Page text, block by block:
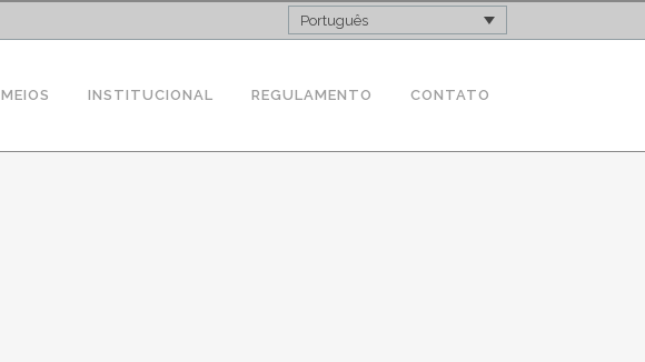
Português
MEIOS INSTITUCIONAL REGULAMENTO CONTATO